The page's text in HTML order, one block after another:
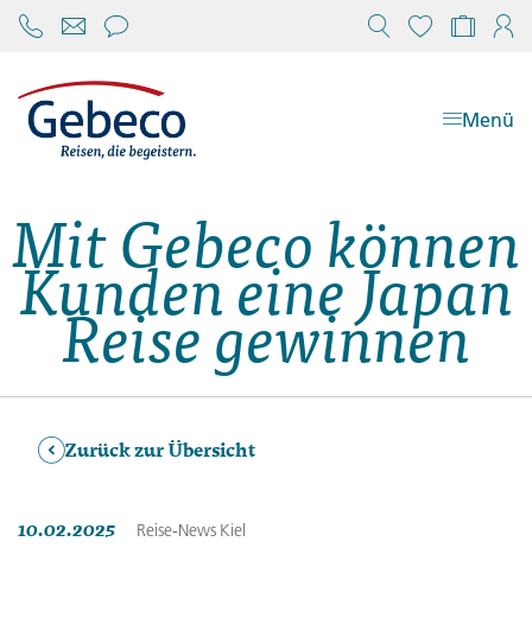
Chat öffnen Mein
Menü
Mit Gebeco können
Kunden eine Japan
Reise gewinnen
Zurück zur Übersicht
10.02.2025 Reise-News Kiel